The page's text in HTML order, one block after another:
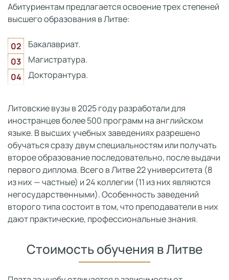
Абитуриентам предлагается освоение трех степеней
высшего образования в Литве:
Бакалавриат.
Магистратура.
Докторантура.
Литовские вузы в 2025 году разработали для
иностранцев более 500 программ на английском
языке. В высших учебных заведениях разрешено
обучаться сразу двум специальностям или получать
второе образование последовательно, после выдачи
первого диплома. Всего в Литве 22 университета (8
из них — частные) и 24 коллегии (11 из них являются
негосударственными). Особенность заведений
второго типа состоит в том, что преподаватели в них
дают практические, профессиональные знания.
Стоимость обучения в Литве